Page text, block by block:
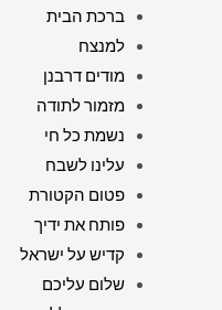
ברכת הבית
למנצח
מודים דרבנן
מזמור לתודה
נשמת כל חי
עלינו לשבח
פטום הקטורת
פותח את ידיך
קדיש על ישראל
שלום עליכם